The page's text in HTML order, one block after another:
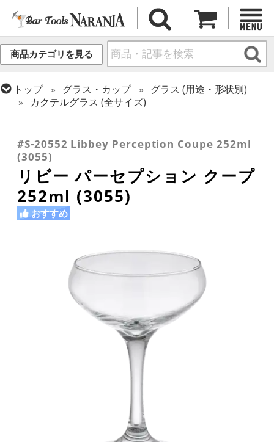
商品カテゴリを見る
トップ グラス・カップ
グラス (用途・形状別)
カクテルグラス (全サイズ)
シャンパングラス
#S-20552 Libbey Perception Coupe 252ml
(3055)
リビー パーセプション クープ
252ml (3055)
おすすめ